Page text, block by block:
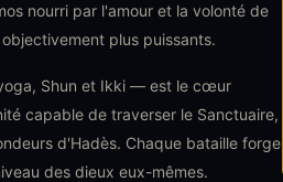
nourri par l'amour et la volonté de
plus puissants.
Shun et Ikki — est le cœur
capable de traverser le Sanctuaire,
d'Hadès. Chaque bataille forge
des dieux eux-mêmes.